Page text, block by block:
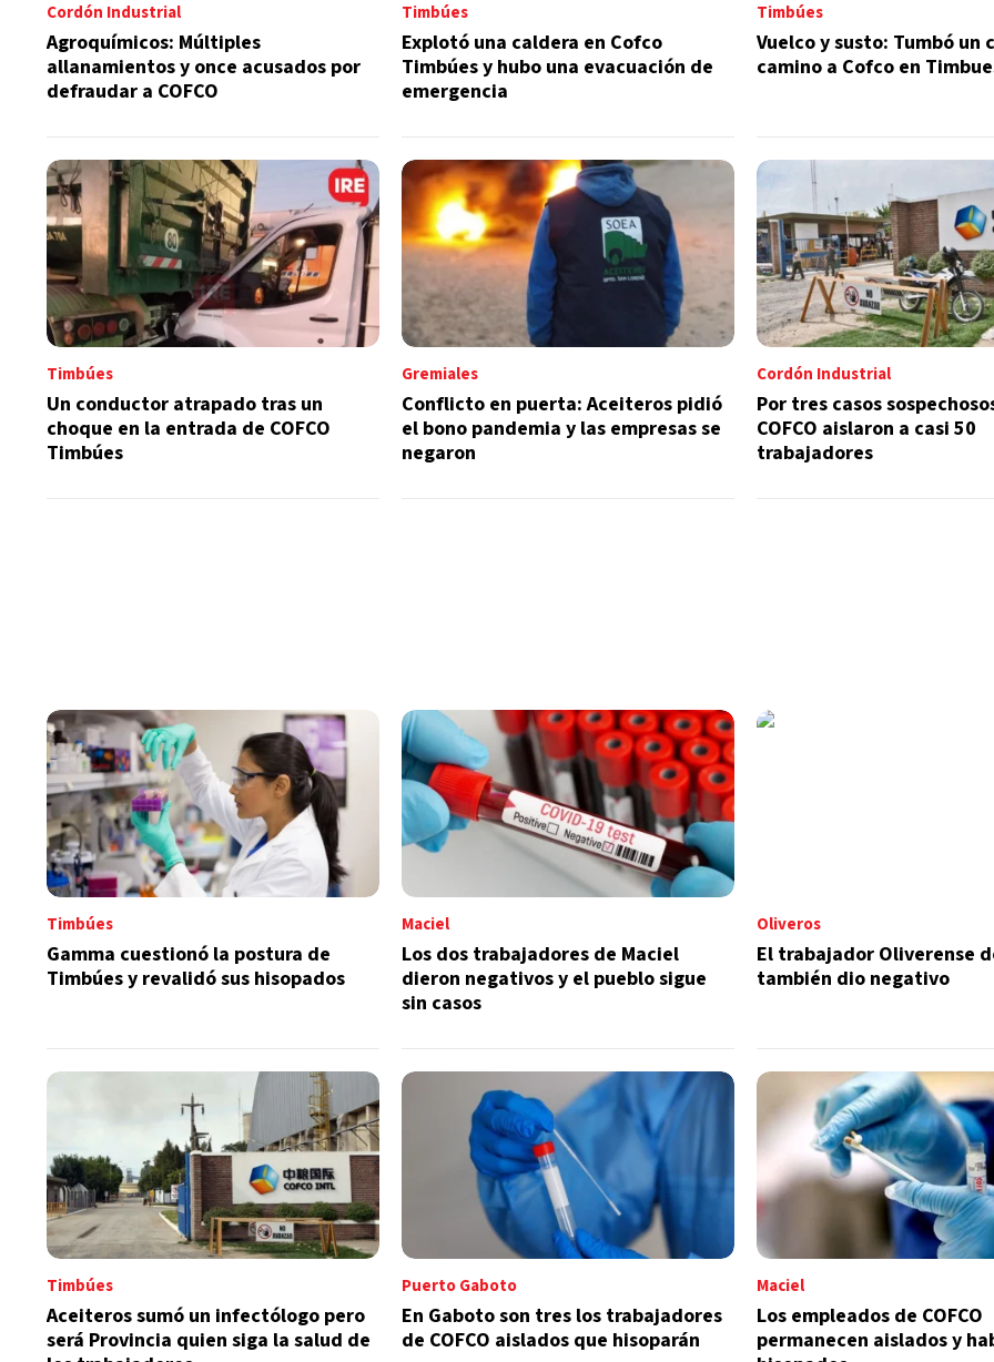
Cordón Industrial
Agroquímicos: Múltiples
allanamientos y once acusados por
defraudar a COFCO
Timbúes
Explotó una caldera en Cofco
Timbúes y hubo una evacuación de
emergencia
Timbúes
Vuelco y susto: Tumbó un
camino a Cofco en
Timbúes
Un conductor atrapado tras un
choque en la entrada de COFCO
Timbúes
Gremiales
Conflicto en puerta: Aceiteros pidió
el bono pandemia y las empresas se
negaron
Cordón Industrial
Por tres casos
COFCO aislaron a casi 50
trabajadores
Timbúes
Gamma cuestionó la postura de
Timbúes y revalidó sus hisopados
Maciel
Los dos trabajadores de Maciel
dieron negativos y el pueblo sigue
sin casos
Oliveros
El trabajador Oliverense
también dio negativo
Timbúes
Aceiteros sumó un infectólogo pero
será Provincia quien siga la salud de
Puerto Gaboto
En Gaboto son tres los trabajadores
de COFCO aislados que hisoparán
Maciel
Los empleados de COFCO
permanecen aislados y